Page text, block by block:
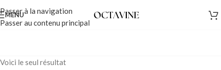
Passer à la navigation
Passer au contenu principal
MENU
Voici le seul résultat